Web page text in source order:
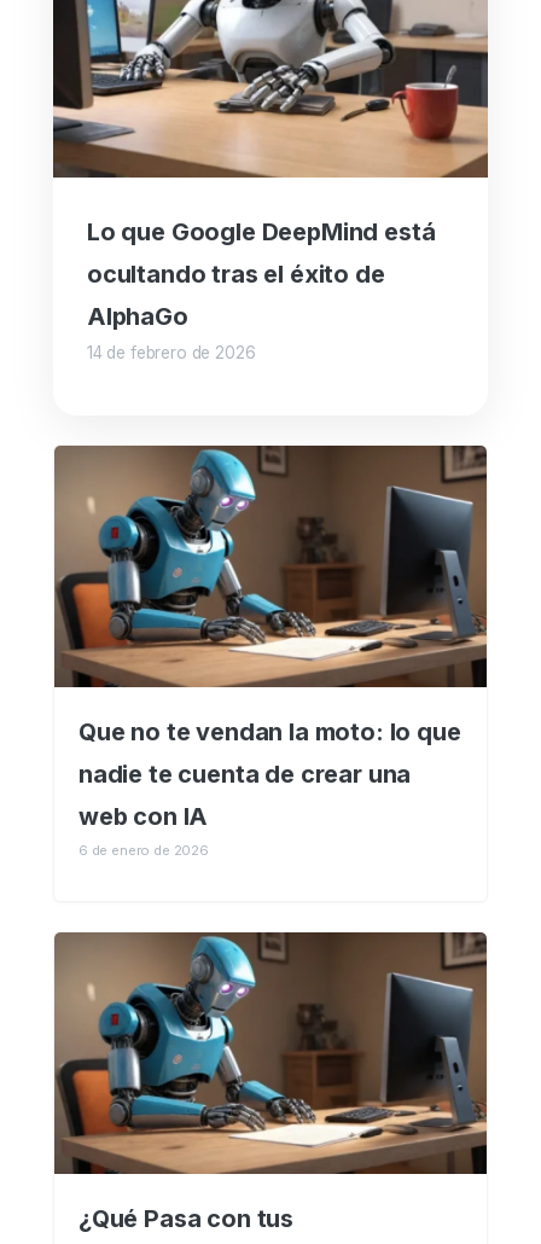
Lo que Google DeepMind está
ocultando tras el éxito de
AlphaGo
14 de febrero de 2026
Que no te vendan la moto: lo que
nadie te cuenta de crear una
web con IA
6 de enero de 2026
¿Qué Pasa con tus